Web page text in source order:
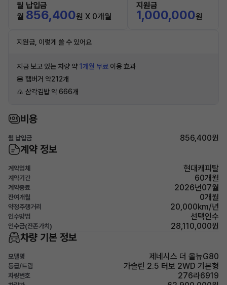
월 납입금
월 856,400원 X 0개월
지원금
1,000,000원
지원금, 이렇게 쓸 수 있어요
지금 보고 있는 차량 약 1개월 무료 이용 효과
🍔 햄버거 약212개
🍙 삼각김밥 약 666개
비용
월 납입금 856,400원
계약 정보
계약업체 현대캐피탈
계약기간 60개월
계약종료 2026년07월
잔여개월 0개월
약정주행거리 20,000km/년
인수방법 선택인수
인수금(잔존가치) 28,110,000원
차량 기본 정보
모델명 제네시스 더 올뉴G80
등급/트림 가솔린 2.5 터보 2WD 기본형
차량번호 276라6919